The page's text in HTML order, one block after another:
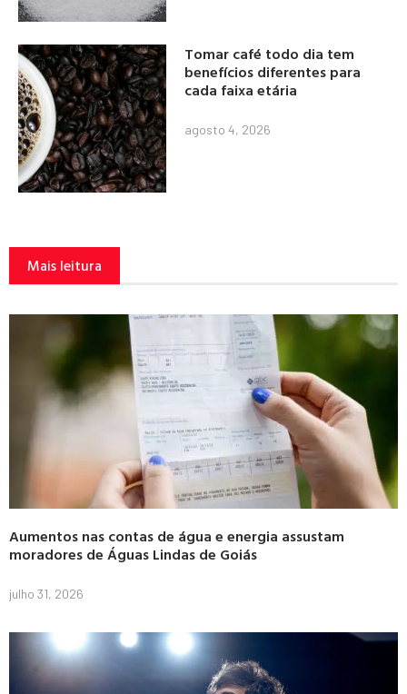
Tomar café todo dia tem
benefícios diferentes para
cada faixa etária
agosto 4, 2026
Mais leitura
Aumentos nas contas de água e energia assustam
moradores de Águas Lindas de Goiás
julho 31, 2026